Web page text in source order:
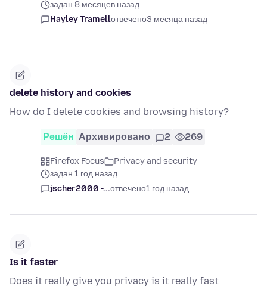
задан 8 месяцев назад
Hayley Tramellотвечено3 месяца назад
delete history and cookies
How do I delete cookies and browsing history?
Решён Архивировано 2 269
Firefox Focus
Privacy and security
задан 1 год назад
jscher2000 -...отвечено1 год назад
Is it faster
Does it really give you privacy is it really fast